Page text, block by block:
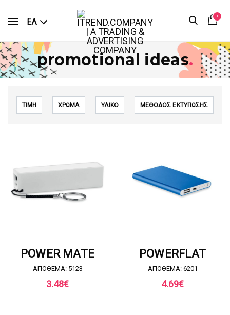
ΕΛ
0
promotional ideas.
ΤΙΜΗ ΧΡΩΜΑ ΥΛΙΚΟ ΜΕΘΟΔΟΣ ΕΚΤΥΠΩΣΗΣ
POWER MATE
ΑΠΟΘΕΜΑ: 5123
3.48€
POWERFLAT
ΑΠΟΘΕΜΑ: 6201
4.69€